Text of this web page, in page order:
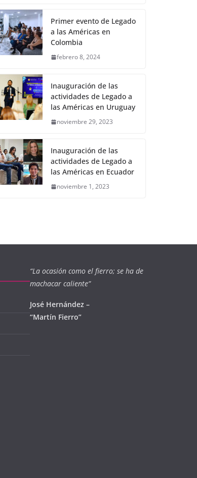
Primer evento de Legado
a las Américas en
Colombia
febrero 8, 2024
Inauguración de las
actividades de Legado a
las Américas en Uruguay
noviembre 29, 2023
Inauguración de las
actividades de Legado a
las Américas en Ecuador
noviembre 1, 2023
“La ocasión como el fierro; se ha de
machacar caliente”
José Hernández –
“Martín Fierro”